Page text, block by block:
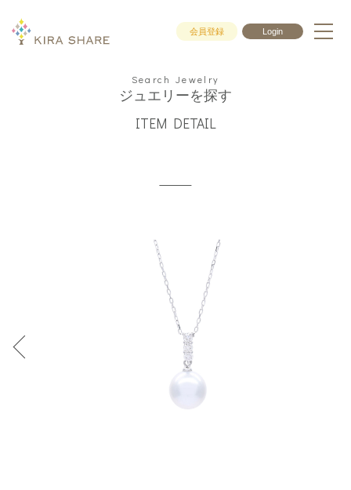
会員登録 Login
Search Jewelry
ジュエリーを探す
ITEM DETAIL